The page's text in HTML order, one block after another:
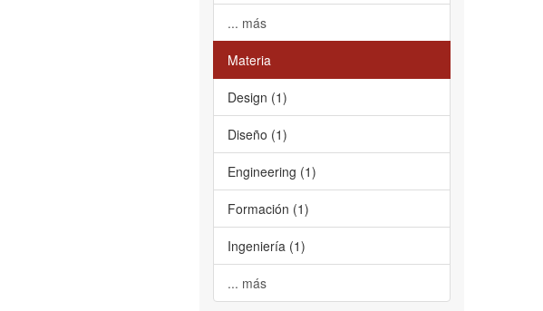
... más
Materia
Design (1)
Diseño (1)
Engineering (1)
Formación (1)
Ingeniería (1)
... más